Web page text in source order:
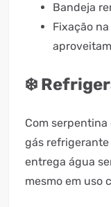
Bandeja
Fixação
❄️
Com
gás
entrega água
mesmo em uso